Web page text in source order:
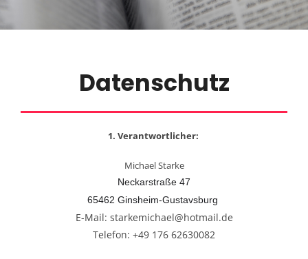
Datenschutz
1. Verantwortlicher:
Michael Starke
Neckarstraße 47
65462 Ginsheim-Gustavsburg
E-Mail: starkemichael@hotmail.de
Telefon: +49 176 62630082